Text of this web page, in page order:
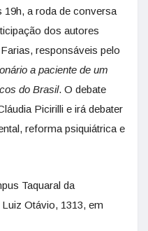
19h, a roda de conversa
dos autores
responsáveis pelo
a paciente de um
do Brasil. O debate
Picirilli e irá debater
reforma psiquiátrica e
Taquaral da
Otávio, 1313, em